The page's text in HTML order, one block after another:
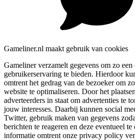
Gameliner.nl maakt gebruik van cookies
Gameliner verzamelt gegevens om zo een
gebruikerservaring te bieden. Hierdoor
omtrent het gedrag van de bezoeker om
website te optimaliseren. Door het
adverteerders in staat om advertenties te
jouw interesses. Daarbij kunnen social
Twitter, gebruik maken van gegevens
berichten te reageren en deze eventueel
informatie omtrent onze privacy policy